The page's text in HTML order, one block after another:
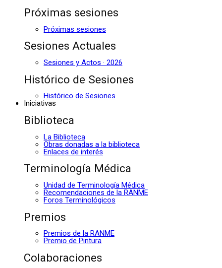
Próximas sesiones
Próximas sesiones
Sesiones Actuales
Sesiones y Actos · 2026
Histórico de Sesiones
Histórico de Sesiones
Iniciativas
Biblioteca
La Biblioteca
Obras donadas a la biblioteca
Enlaces de interés
Terminología Médica
Unidad de Terminología Médica
Recomendaciones de la RANME
Foros Terminológicos
Premios
Premios de la RANME
Premio de Pintura
Colaboraciones